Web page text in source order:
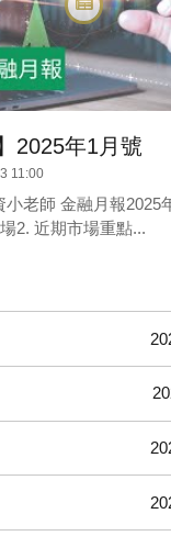
2025年1月號
11:00
小老師 金融月報2025
2. 近期市場重點...